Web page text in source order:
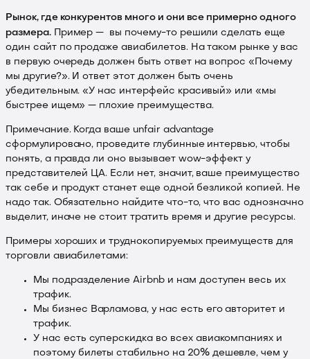
Рынок, где конкурентов много и они все примерно одного
размера.Пример — вы почему-то решили сделать еще
один сайт по продаже авиабилетов. На таком рынке у вас
в первую очередь должен быть ответ на вопрос «Почему
мы другие?». И ответ этот должен быть очень
убедительным. «У нас интерфейс красивый» или «мы
быстрее ищем» — плохие преимущества.
Примечание. Когда ваше unfair advantage
сформулировано, проведите глубинные интервью, чтобы
понять, а правда ли оно вызывает wow-эффект у
представителей ЦА. Если нет, значит, ваше преимущество
так себе и продукт станет еще одной безликой копией. Не
надо так. Обязательно найдите что-то, что вас однозначно
выделит, иначе не стоит тратить время и другие ресурсы.
Примеры хороших и труднокопируемых преимуществ для
торговли авиабилетами:
Мы подразделение Airbnb и нам доступен весь их
трафик.
Мы бизнес Варламова, у нас есть его авторитет и
трафик.
У нас есть суперскидка во всех авиакомпаниях и
поэтому билеты стабильно на 20% дешевле, чем у